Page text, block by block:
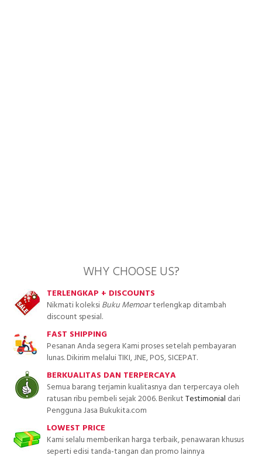
WHY CHOOSE US?
TERLENGKAP + DISCOUNTS
Nikmati koleksiBuku Memoarterlengkap ditambah
discount spesial.
FAST SHIPPING
Pesanan Anda segera Kami proses setelah pembayaran
lunas. Dikirim melalui TIKI, JNE, POS, SICEPAT.
BERKUALITAS DAN TERPERCAYA
Semua barang terjamin kualitasnya dan terpercaya oleh
ratusan ribu pembeli sejak 2006. BerikutTestimonial dari
Pengguna Jasa Bukukita.com
LOWEST PRICE
Kami selalu memberikan harga terbaik, penawaran khusus
seperti edisi tanda-tangan dan promo lainnya